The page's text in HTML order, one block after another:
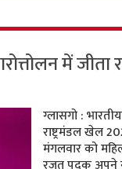
में
ग्लासगो :
राष्ट्रमंडल खेल
मंगलवार को